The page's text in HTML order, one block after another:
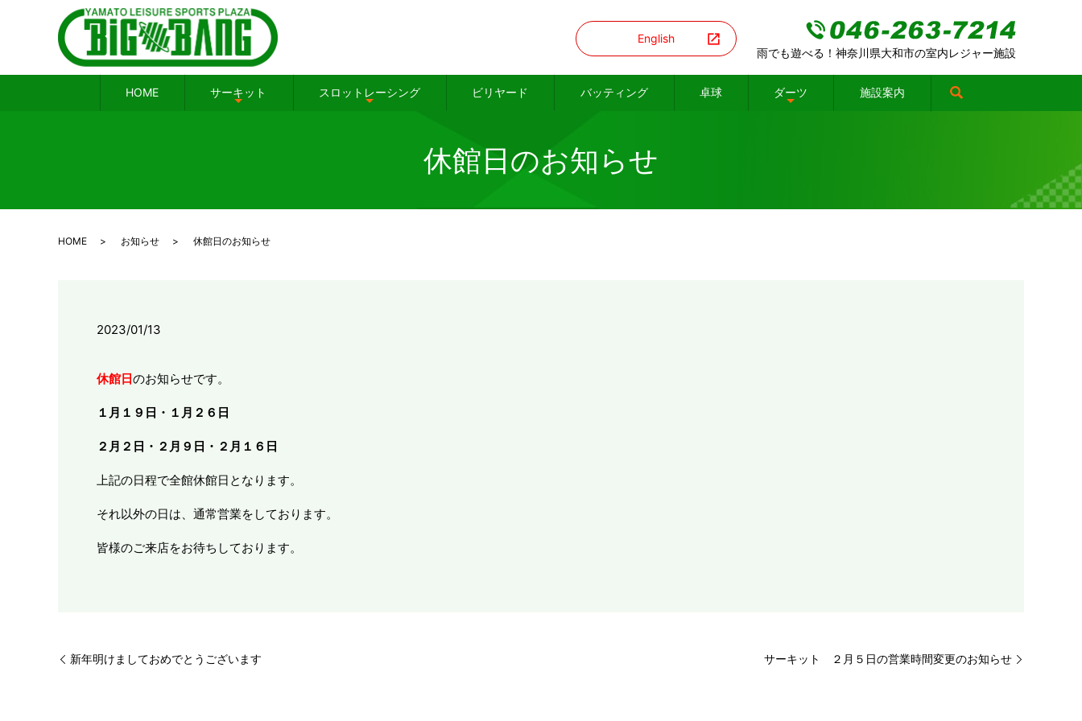
English
雨でも遊べる！神奈川県大和市の室内レジャー施設
HOME サーキット スロットレーシング ビリヤード バッティング 卓球 ダーツ 施設案内
休館日のお知らせ
HOME お知らせ 休館日のお知らせ
2023/01/13
休館日のお知らせです。
１月１９日・１月２６日
２月２日・２月９日・２月１６日
上記の日程で全館休館日となります。
それ以外の日は、通常営業をしております。
皆様のご来店をお待ちしております。
新年明けましておめでとうございます サーキット ２月５日の営業時間変更のお知らせ